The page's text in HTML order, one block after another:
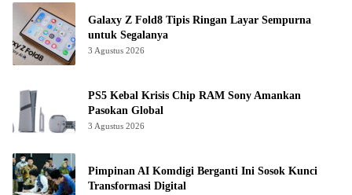
Galaxy Z Fold8 Tipis Ringan Layar Sempurna
untuk Segalanya
3 Agustus 2026
PS5 Kebal Krisis Chip RAM Sony Amankan
Pasokan Global
3 Agustus 2026
Pimpinan AI Komdigi Berganti Ini Sosok Kunci
Transformasi Digital